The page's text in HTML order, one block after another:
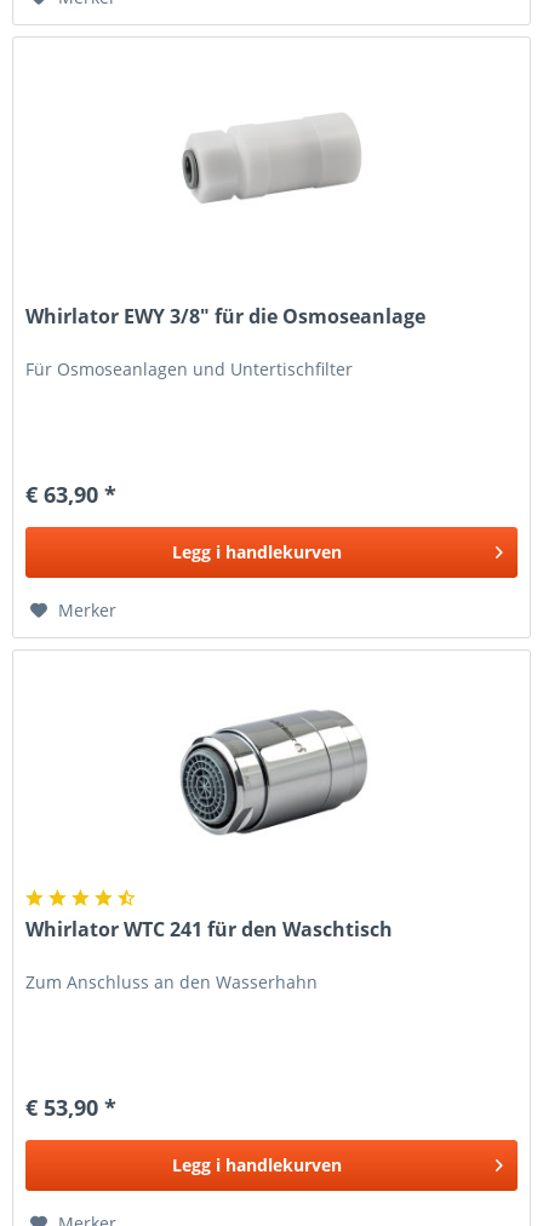
Whirlator EWY 3/8" für die Osmoseanlage
Für Osmoseanlagen und Untertischfilter
€ 63,90 *
Legg i handlekurven
Merker
Whirlator WTC 241 für den Waschtisch
Zum Anschluss an den Wasserhahn
€ 53,90 *
Legg i handlekurven